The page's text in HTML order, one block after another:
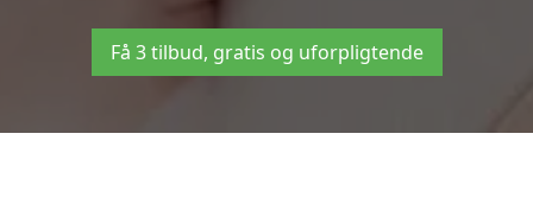
Få 3 tilbud, gratis og uforpligtende